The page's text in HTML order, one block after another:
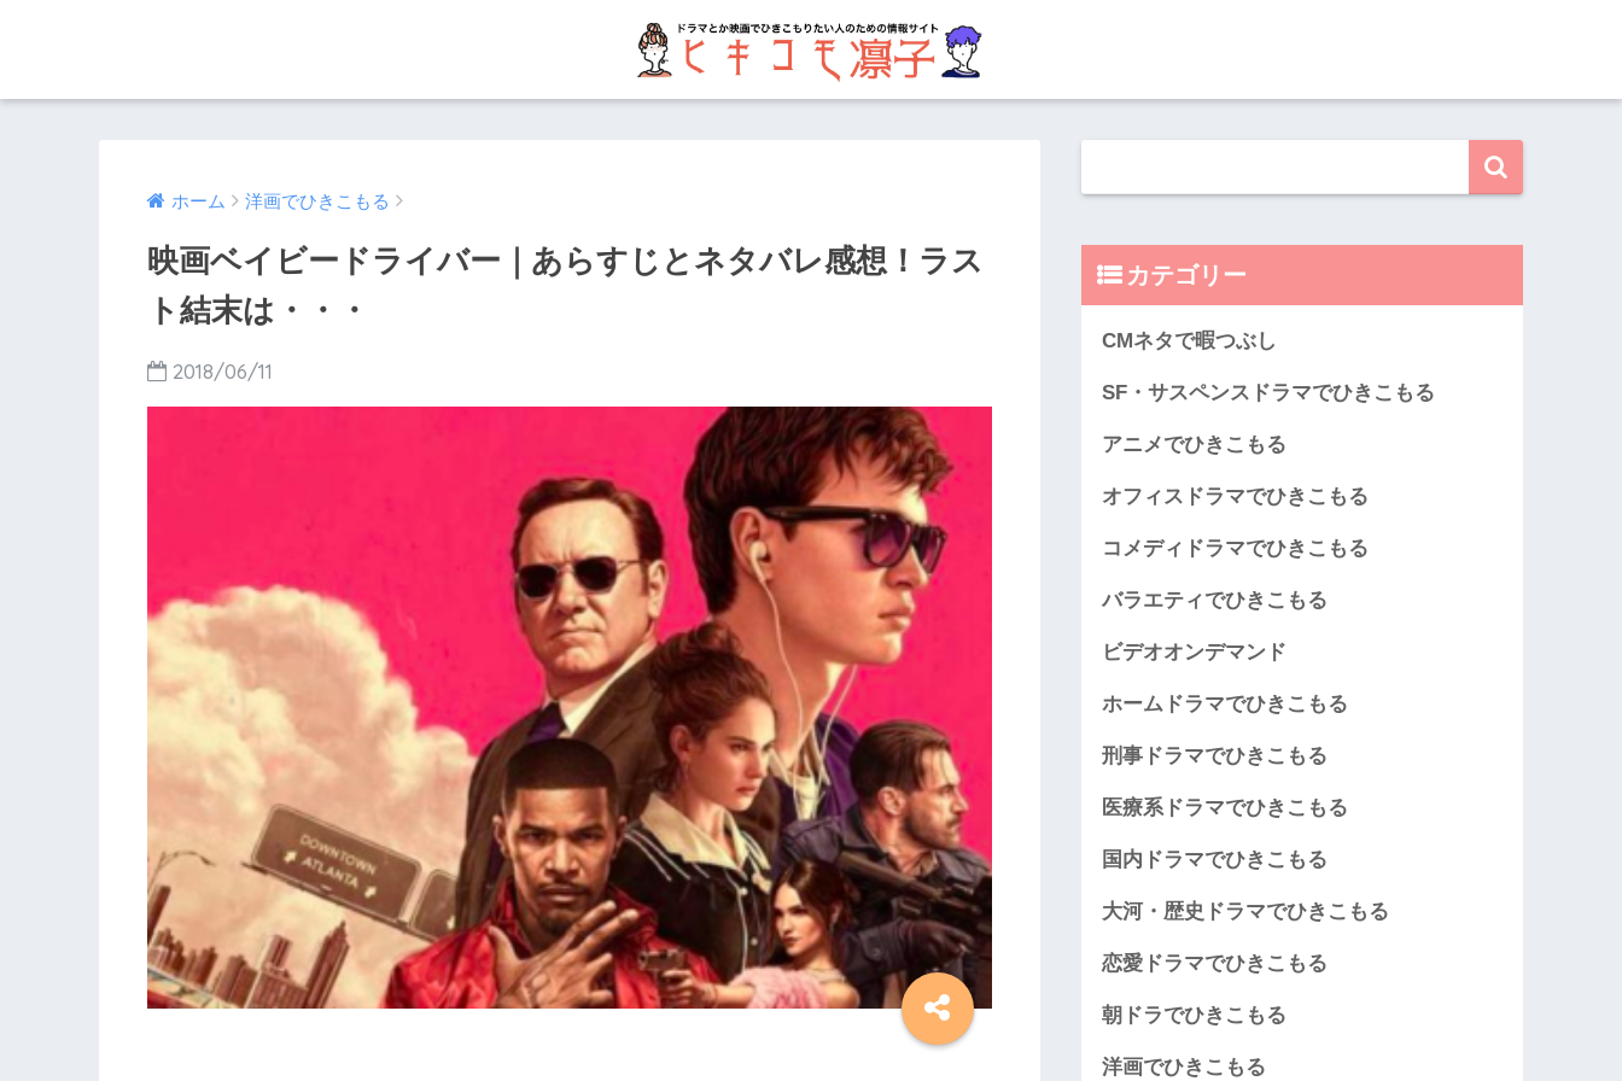
ホーム 洋画でひきこもる
映画ベイビードライバー｜あらすじとネタバレ感想！ラス
ト結末は・・・
2018/06/11
カテゴリー
CMネタで暇つぶし
SF・サスペンスドラマでひきこもる
アニメでひきこもる
オフィスドラマでひきこもる
コメディドラマでひきこもる
バラエティでひきこもる
ビデオオンデマンド
ホームドラマでひきこもる
刑事ドラマでひきこもる
医療系ドラマでひきこもる
国内ドラマでひきこもる
大河・歴史ドラマでひきこもる
恋愛ドラマでひきこもる
朝ドラでひきこもる
洋画でひきこもる